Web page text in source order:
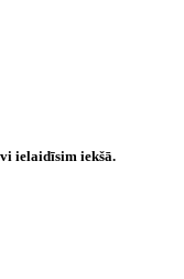
ielaidīsim iekšā.